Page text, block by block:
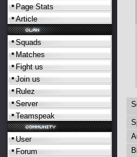
Page Stats
Article
Squads
Matches
Fight us
Join us
Rulez
Server
Teamspeak
User
Forum